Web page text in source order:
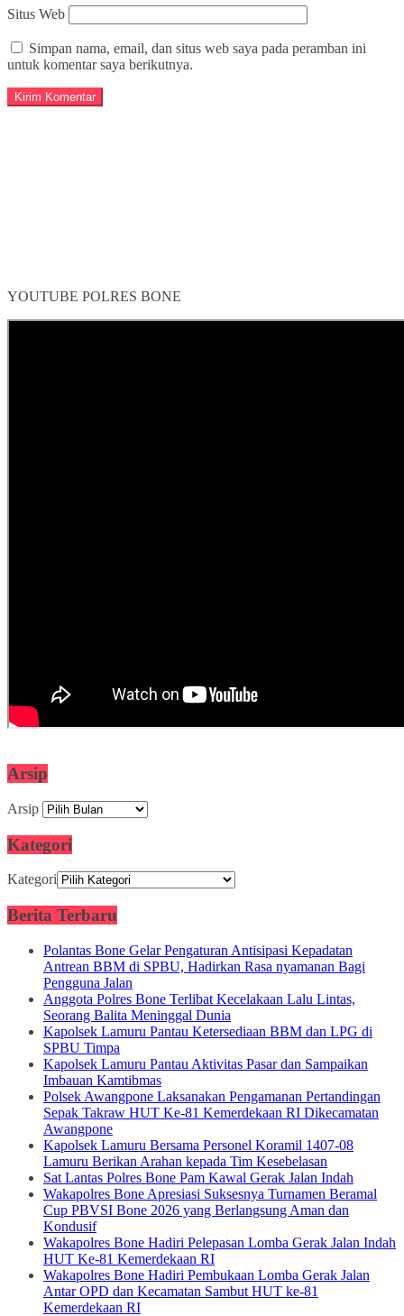
Situs Web
Simpan nama, email, dan situs web saya pada peramban ini
untuk komentar saya berikutnya.
YOUTUBE POLRES BONE
Arsip
Arsip
Kategori
Kategori
Berita Terbaru
Polantas Bone Gelar Pengaturan Antisipasi Kepadatan
Antrean BBM di SPBU, Hadirkan Rasa nyamanan Bagi
Pengguna Jalan
Anggota Polres Bone Terlibat Kecelakaan Lalu Lintas,
Seorang Balita Meninggal Dunia
Kapolsek Lamuru Pantau Ketersediaan BBM dan LPG di
SPBU Timpa
Kapolsek Lamuru Pantau Aktivitas Pasar dan Sampaikan
Imbauan Kamtibmas
Polsek Awangpone Laksanakan Pengamanan Pertandingan
Sepak Takraw HUT Ke-81 Kemerdekaan RI Dikecamatan
Awangpone
Kapolsek Lamuru Bersama Personel Koramil 1407-08
Lamuru Berikan Arahan kepada Tim Kesebelasan
Sat Lantas Polres Bone Pam Kawal Gerak Jalan Indah
Wakapolres Bone Apresiasi Suksesnya Turnamen Beramal
Cup PBVSI Bone 2026 yang Berlangsung Aman dan
Kondusif
Wakapolres Bone Hadiri Pelepasan Lomba Gerak Jalan Indah
HUT Ke-81 Kemerdekaan RI
Wakapolres Bone Hadiri Pembukaan Lomba Gerak Jalan
Antar OPD dan Kecamatan Sambut HUT ke-81
Kemerdekaan RI